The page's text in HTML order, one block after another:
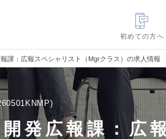
初めての方へ
課：広報スペシャリスト（Mgrクラス）の求人情報
発広報課：広